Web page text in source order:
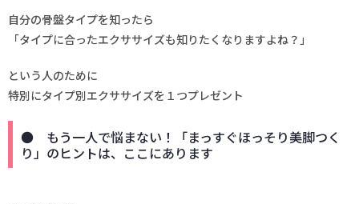
自分の骨盤タイプを知ったら
「タイプに合ったエクササイズも知りたくなりますよね？」
という人のために
特別にタイプ別エクササイズを１つプレゼント
● もう一人で悩まない！「まっすぐほっそり美脚つく
り」のヒントは、ここにあります